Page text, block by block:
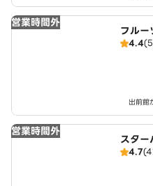
営業時間外
フルー
イキキ
4.4
出前館
営業時間外
スタ
瀬戸店
4.7